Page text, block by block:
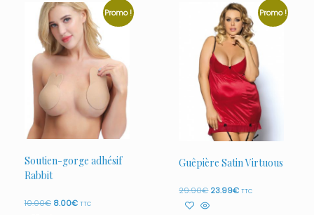
Promo !
Soutien-gorge adhésif
Rabbit
10.00€ Le
8.00€LeTTC
Promo !
Guêpière Satin Virtuous
29.90€ Le
23.99€LeTTC